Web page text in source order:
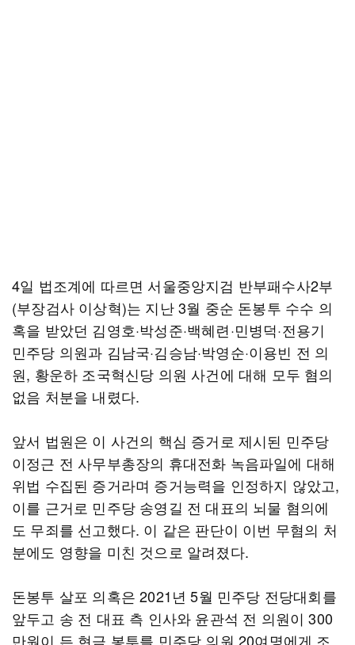
4일 법조계에 따르면 서울중앙지검 반부패수사2부
(부장검사 이상혁)는 지난 3월 중순 돈봉투 수수 의
혹을 받았던 김영호·박성준·백혜련·민병덕·전용기
민주당 의원과 김남국·김승남·박영순·이용빈 전 의
원, 황운하 조국혁신당 의원 사건에 대해 모두 혐의
없음 처분을 내렸다.
앞서 법원은 이 사건의 핵심 증거로 제시된 민주당
이정근 전 사무부총장의 휴대전화 녹음파일에 대해
위법 수집된 증거라며 증거능력을 인정하지 않았고,
이를 근거로 민주당 송영길 전 대표의 뇌물 혐의에
도 무죄를 선고했다. 이 같은 판단이 이번 무혐의 처
분에도 영향을 미친 것으로 알려졌다.
돈봉투 살포 의혹은 2021년 5월 민주당 전당대회를
앞두고 송 전 대표 측 인사와 윤관석 전 의원이 300
만원이 든 현금 봉투를 민주당 의원 20여명에게 조